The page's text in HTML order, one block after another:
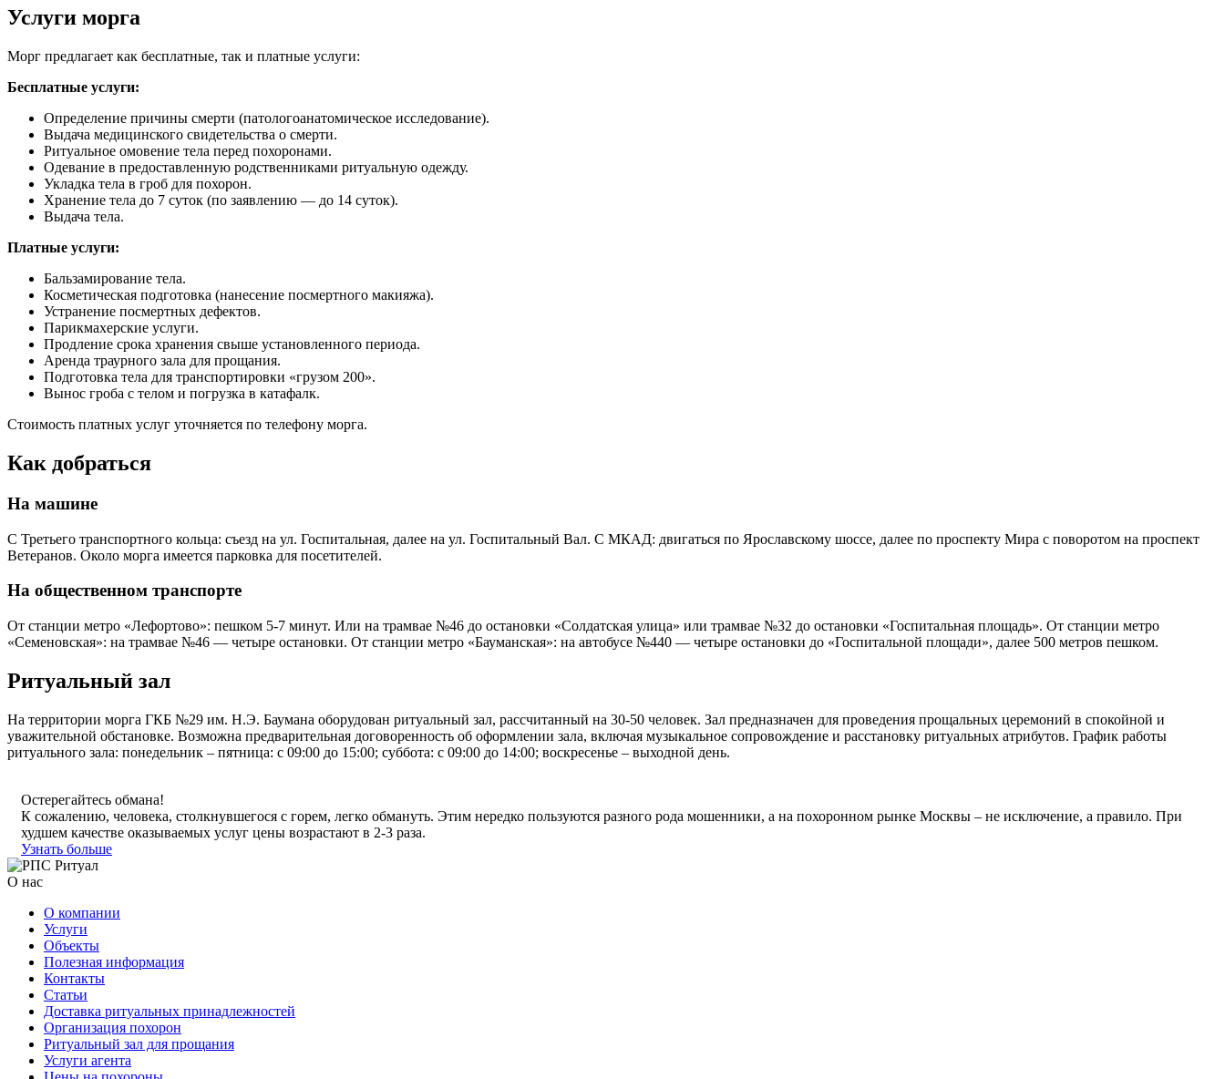
Услуги морга
Морг предлагает как бесплатные, так и платные услуги:
Бесплатные услуги:
Определение причины смерти (патологоанатомическое исследование).
Выдача медицинского свидетельства о смерти.
Ритуальное омовение тела перед похоронами.
Одевание в предоставленную родственниками ритуальную одежду.
Укладка тела в гроб для похорон.
Хранение тела до 7 суток (по заявлению — до 14 суток).
Выдача тела.
Платные услуги:
Бальзамирование тела.
Косметическая подготовка (нанесение посмертного макияжа).
Устранение посмертных дефектов.
Парикмахерские услуги.
Продление срока хранения свыше установленного периода.
Аренда траурного зала для прощания.
Подготовка тела для транспортировки «грузом 200».
Вынос гроба с телом и погрузка в катафалк.
Стоимость платных услуг уточняется по телефону морга.
Как добраться
На машине
С Третьего транспортного кольца: съезд на ул. Госпитальная, далее на ул. Госпитальный Вал. С МКАД: двигаться по Ярославскому шоссе, далее по проспекту Мира с поворотом на проспект
Ветеранов. Около морга имеется парковка для посетителей.
На общественном транспорте
От станции метро «Лефортово»: пешком 5-7 минут. Или на трамвае №46 до остановки «Солдатская улица» или трамвае №32 до остановки «Госпитальная площадь». От станции метро
«Семеновская»: на трамвае №46 — четыре остановки. От станции метро «Бауманская»: на автобусе №440 — четыре остановки до «Госпитальной площади», далее 500 метров пешком.
Ритуальный зал
На территории морга ГКБ №29 им. Н.Э. Баумана оборудован ритуальный зал, рассчитанный на 30-50 человек. Зал предназначен для проведения прощальных церемоний в спокойной и
уважительной обстановке. Возможна предварительная договоренность об оформлении зала, включая музыкальное сопровождение и расстановку ритуальных атрибутов. График работы
ритуального зала: понедельник – пятница: с 09:00 до 15:00; суббота: с 09:00 до 14:00; воскресенье – выходной день.
Остерегайтесь обмана!
К сожалению, человека, столкнувшегося с горем, легко обмануть. Этим нередко пользуются разного рода мошенники, а на похоронном рынке Москвы – не исключение, а правило. При
худшем качестве оказываемых услуг цены возрастают в 2-3 раза.
Узнать больше
О нас
О компании
Услуги
Объекты
Полезная информация
Контакты
Статьи
Доставка ритуальных принадлежностей
Организация похорон
Ритуальный зал для прощания
Услуги агента